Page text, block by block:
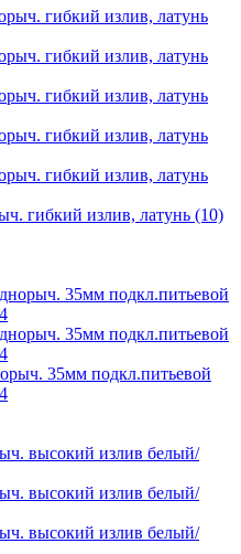
гибкий излив, латунь (10)
35мм подкл.питьевой